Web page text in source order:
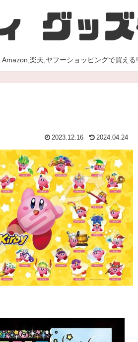
楽天,ヤフーショッピングで買える!
2023.12.16 2024.04.24